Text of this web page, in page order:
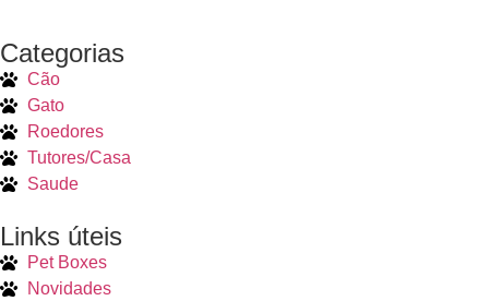
Categorias
Cão
Gato
Roedores
Tutores/Casa
Saude
Links úteis
Pet Boxes
Novidades